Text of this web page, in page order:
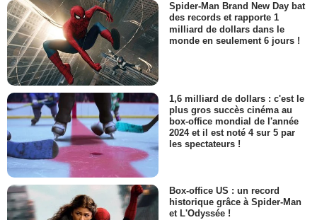
Spider-Man Brand New Day bat
des records et rapporte 1
milliard de dollars dans le
monde en seulement 6 jours !
1,6 milliard de dollars : c'est le
plus gros succès cinéma au
box-office mondial de l'année
2024 et il est noté 4 sur 5 par
les spectateurs !
Box-office US : un record
historique grâce à Spider-Man
et L'Odyssée !